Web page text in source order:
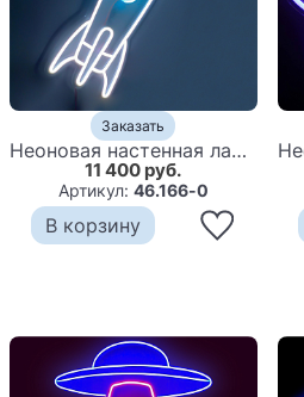
Заказать
Неоновая настенная лампа Rocket Neon Wall Lamp
11 400 руб.
Артикул: 46.166-0
В корзину